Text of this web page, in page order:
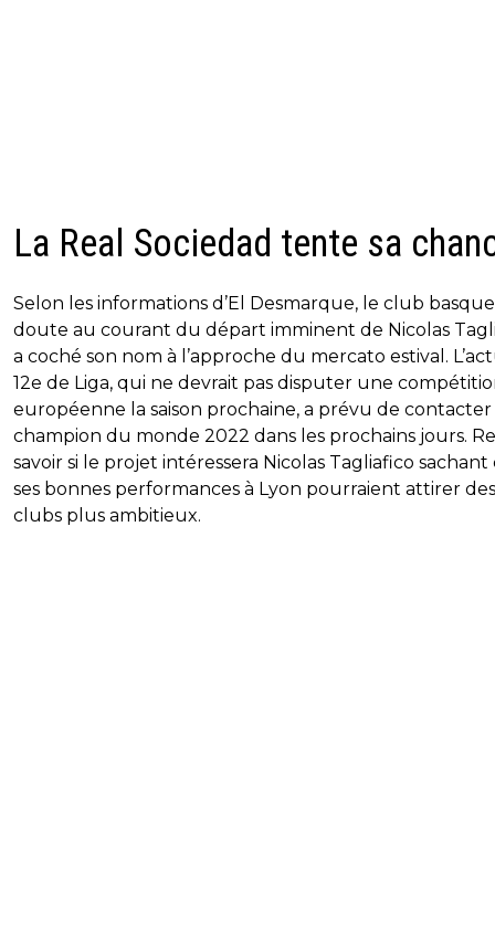
La Real Sociedad tente sa
Selon les informations d’El Desmarque, le club
doute au courant du départ imminent de Nicolas
a coché son nom à l’approche du mercato estival.
12e de Liga, qui ne devrait pas disputer une
européenne la saison prochaine, a prévu de
champion du monde 2022 dans les prochains jours.
savoir si le projet intéressera Nicolas Tagliafico
ses bonnes performances à Lyon pourraient attirer des
clubs plus ambitieux.